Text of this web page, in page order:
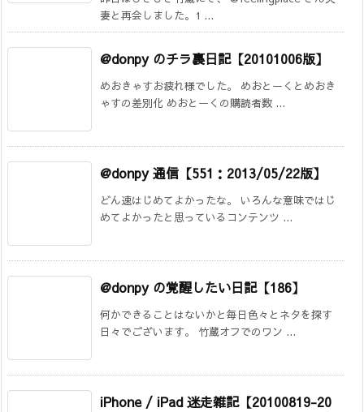
妻と再会しました。1 ...
@donpy のチラ裏日記【20101006版】
めおきゃすお疲れ様でした。 めおとーくとめおき
ゃすの差別化 めおとーくの購読者数 ...
@donpy 通信【551：2013/05/22版】
どん速はじめてよかったな。 いろんな意味ではじ
めてよかったと思っているコンテンツ ...
@donpy の覚醒したい日記【186】
何かできることはないかと毎日色々とネタを探す
日々でございます。 竹蔵オフでのワン ...
iPhone / iPad 迷走雑記【20100819-20